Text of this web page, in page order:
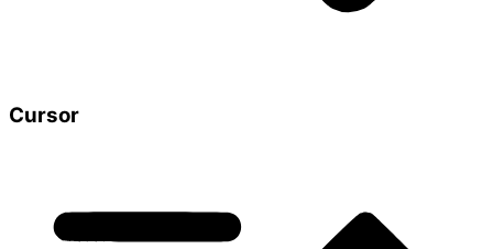
Cursor